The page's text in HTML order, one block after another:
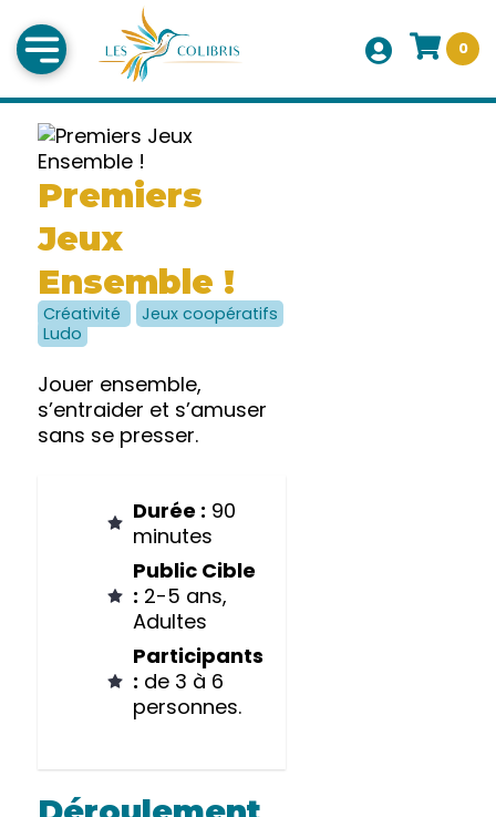
0
Premiers
Jeux
Ensemble !
Créativité
Jeux coopératifs
Ludo
Jouer ensemble,
s’entraider et s’amuser
sans se presser.
Durée : 90
minutes
Public Cible
: 2-5 ans,
Adultes
Participants
: de 3 à 6
personnes.